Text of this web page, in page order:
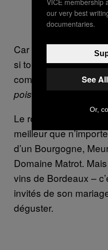
Car Fergus
si toutes les
comme «
en Italie,
poisson», par
Le rouge que nous
meilleur que
d’un Bourgogne,
Domaine Matrot.
vins de Bordeaux –
invités de son
déguster.
our very best
documentaries.
See
Or,